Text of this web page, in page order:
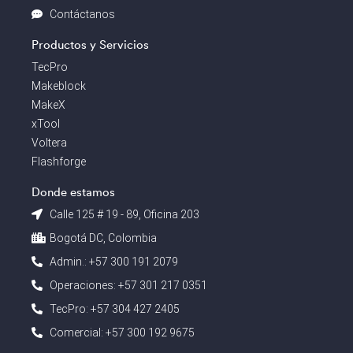
Contáctanos
Productos y Servicios
TecPro
Makeblock
MakeX
xTool
Voltera
Flashforge
Donde estamos
Calle 125 # 19 - 89, Oficina 203
Bogotá DC, Colombia
Admin.: +57 300 191 2079
Operaciones: +57 301 217 0351
TecPro: +57 304 427 2405
Comercial: +57 300 192 9675